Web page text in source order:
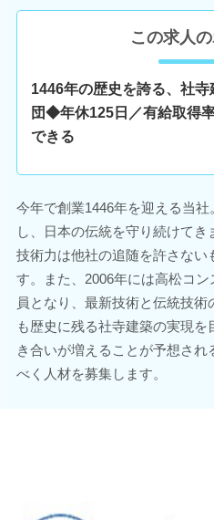
この求人
1446年の歴史を誇る、社
団◆年休125日／有給取得
できる
今年で創業1446年を迎える当
し、日本の伝統を守り続けて
技術力は他社の追随を許さない
す。また、2006年には高松コ
員となり、最新技術と伝統技
も歴史に残る社寺建築の実現
き合いが増えることが予想さ
べく人材を募集します。